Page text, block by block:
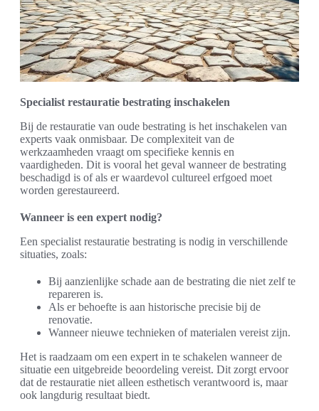
Specialist restauratie bestrating inschakelen
Bij de restauratie van oude bestrating is het inschakelen van
experts vaak onmisbaar. De complexiteit van de
werkzaamheden vraagt om specifieke kennis en
vaardigheden. Dit is vooral het geval wanneer de bestrating
beschadigd is of als er waardevol cultureel erfgoed moet
worden gerestaureerd.
Wanneer is een expert nodig?
Een specialist restauratie bestrating is nodig in verschillende
situaties, zoals:
Bij aanzienlijke schade aan de bestrating die niet zelf te
repareren is.
Als er behoefte is aan historische precisie bij de
renovatie.
Wanneer nieuwe technieken of materialen vereist zijn.
Het is raadzaam om een expert in te schakelen wanneer de
situatie een uitgebreide beoordeling vereist. Dit zorgt ervoor
dat de restauratie niet alleen esthetisch verantwoord is, maar
ook langdurig resultaat biedt.